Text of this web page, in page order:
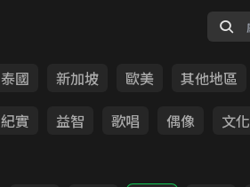
泰國 新加坡 歐美
其他地區
紀實 益智 歌唱 偶像 文化